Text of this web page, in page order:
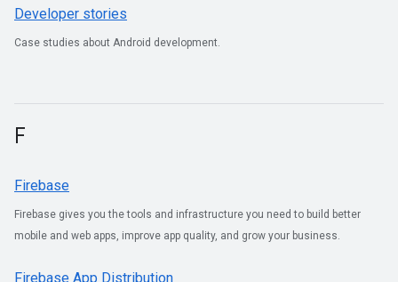
Developer stories
Case studies about Android development.
F
Firebase
Firebase gives you the tools and infrastructure you need to build better
mobile and web apps, improve app quality, and grow your business.
Firebase App Distribution